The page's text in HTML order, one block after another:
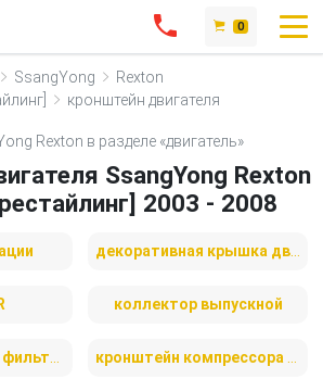
0
SsangYong
Rexton
кронштейн двигателя
Rexton в разделе «двигатель»
SsangYong Rexton
2003 - 2008
коллектор выпускной